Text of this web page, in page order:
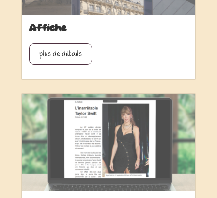
Affiche
plus de détails